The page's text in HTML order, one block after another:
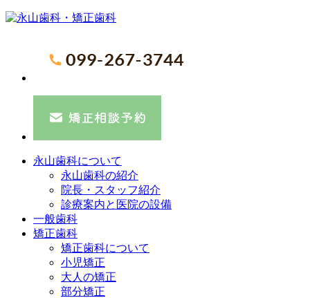
永山歯科について
永山歯科の紹介
院長・スタッフ紹介
診療案内と医院の設備
一般歯科
矯正歯科
矯正歯科について
小児矯正
大人の矯正
部分矯正